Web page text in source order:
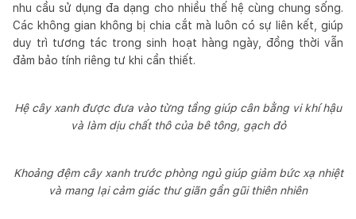
nhu cầu sử dụng đa dạng cho nhiều thế hệ cùng chung sống.
Các không gian không bị chia cắt mà luôn có sự liên kết, giúp
duy trì tương tác trong sinh hoạt hàng ngày, đồng thời vẫn
đảm bảo tính riêng tư khi cần thiết.
Hệ cây xanh được đưa vào từng tầng giúp cân bằng vi khí hậu
và làm dịu chất thô của bê tông, gạch đỏ
Khoảng đệm cây xanh trước phòng ngủ giúp giảm bức xạ nhiệt
và mang lại cảm giác thư giãn gần gũi thiên nhiên